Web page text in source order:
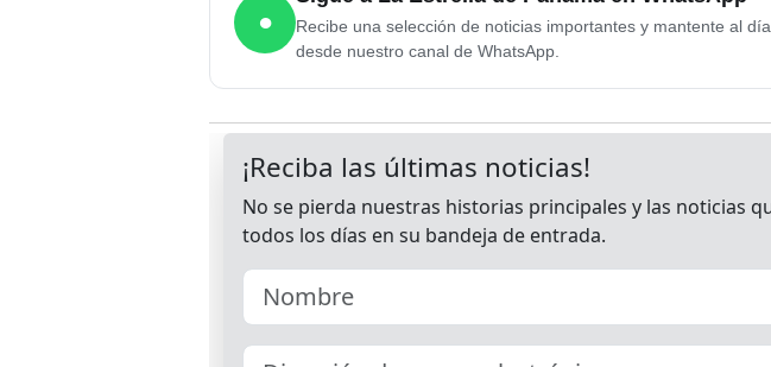
●
Recibe una selección de noticias importantes y mantente al día
desde nuestro canal de WhatsApp.